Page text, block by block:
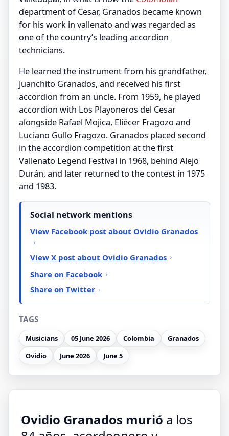
department of Cesar, Granados became known
for his work in vallenato and was regarded as
one of the country’s leading accordion
technicians.
He learned the instrument from his grandfather,
Juanchito Granados, and received his first
accordion from an uncle. From 1959, he played
accordion with Los Playoneros del Cesar
alongside Rafael Mojica, Eliécer Fragozo and
Luciano Gullo Fragozo. Granados placed second
in the accordion competition at the first
Vallenato Legend Festival in 1968, behind Alejo
Durán, and later returned to the contest in 1975
and 1983.
Social network mentions
View Facebook post about Ovidio Granados
View X post about Ovidio Granados
Share on Facebook
Share on Twitter
TAGS
Musicians 05 June 2026 Colombia
Granados
Ovidio
June 2026 June 5
Ovidio Granados murió a los